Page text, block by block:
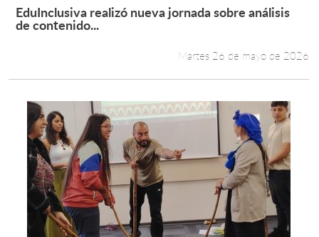
Leer más +
EduInclusiva realizó nueva jornada sobre análisis
de contenido...
Martes 26 de mayo de 2026